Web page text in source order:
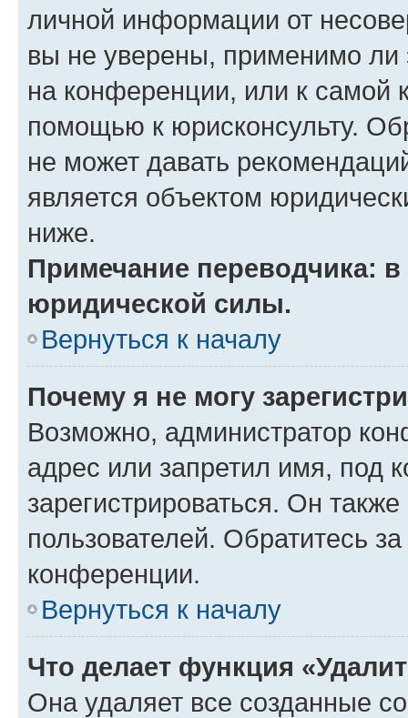
личной информации от
вы не уверены, применимо ли
на конференции, или к самой
помощью к юрисконсульту.
не может давать
является объектом
ниже.
Примечание переводчика:
юридической силы.
Вернуться к началу
Почему я не могу
Возможно, администратор
адрес или запретил имя, под
зарегистрироваться. Он
пользователей. Обратитесь
конференции.
Вернуться к началу
Что делает функция
Она удаляет все созданные